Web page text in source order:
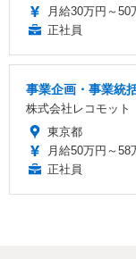
月給30万円～50
正社員
事業企画・事業統
株式会社レコモット
東京都
月給50万円～58
正社員